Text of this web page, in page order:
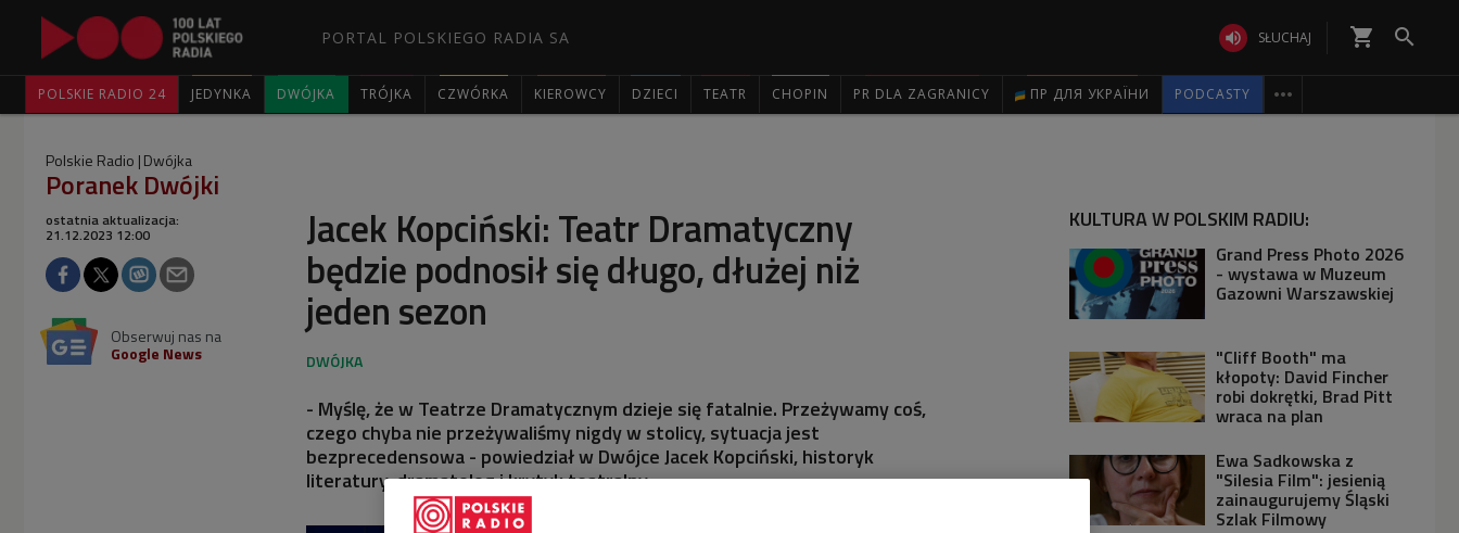
PORTAL POLSKIEGO RADIA SA  SŁUCHAJ shopping_cart 
POLSKIE RADIO 24 JEDYNKA DWÓJKA TRÓJKA CZWÓRKA KIEROWCY DZIECI TEATR CHOPIN PR DLA ZAGRANICY ПР ДЛЯ УКРАЇНИ PODCASTY 
Polskie Radio Dwójka
Poranek Dwójki
Jacek Kopciński: Teatr Dramatyczny
będzie podnosił się długo, dłużej niż
jeden sezon
ostatnia aktualizacja:
21.12.2023 12:00
Obserwuj nas na
Google News
- Myślę, że w Teatrze Dramatycznym dzieje się fatalnie. Przeżywamy coś,
czego chyba nie przeżywaliśmy nigdy w stolicy, sytuacja jest
bezprecedensowa - powiedział w Dwójce Jacek Kopciński, historyk
literatury, dramatolog i krytyk teatralny.
KULTURA W POLSKIM RADIU:
Grand Press Photo 2026
- wystawa w Muzeum
Gazowni Warszawskiej
"Cliff Booth" ma
kłopoty: David Fincher
robi dokrętki, Brad Pitt
wraca na plan
Ewa Sadkowska z
"Silesia Film": jesienią
zainaugurujemy Śląski
Szlak Filmowy